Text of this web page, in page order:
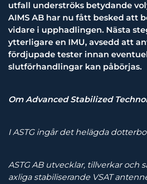
utfall underströks betydande
AIMS AB har nu fått besked att
vidare i upphadlingen. Nästa
ytterligare en IMU, avsedd att
fördjupade tester innan
slutförhandlingar kan påbörjas.
Om Advanced Stabilized
I ASTG ingår det helägda
ASTG AB utvecklar, tillverkar och
axliga stabiliserande VSAT